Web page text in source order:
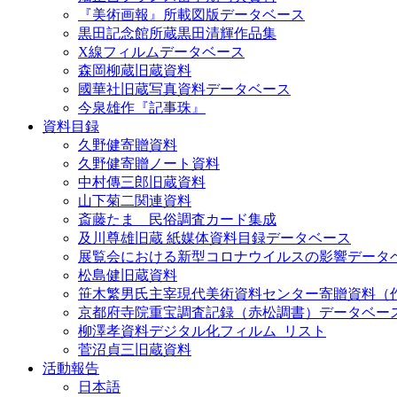
『美術画報』所載図版データベース
黒田記念館所蔵黒田清輝作品集
X線フィルムデータベース
森岡柳蔵旧蔵資料
國華社旧蔵写真資料データベース
今泉雄作『記事珠』
資料目録
久野健寄贈資料
久野健寄贈ノート資料
中村傳三郎旧蔵資料
山下菊二関連資料
斎藤たま 民俗調査カード集成
及川尊雄旧蔵 紙媒体資料目録データベース
展覧会における新型コロナウイルスの影響データ
松島健旧蔵資料
笹木繁男氏主宰現代美術資料センター寄贈資料（
京都府寺院重宝調査記録（赤松調書）データベー
柳澤孝資料デジタル化フィルム_リスト
菅沼貞三旧蔵資料
活動報告
日本語